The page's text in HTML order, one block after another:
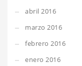
abril 2016
marzo 2016
febrero 2016
enero 2016